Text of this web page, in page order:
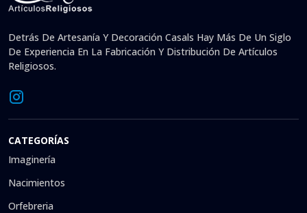
Detrás De Artesanía Y Decoración Casals Hay Más De Un Siglo
De Experiencia En La Fabricación Y Distribución De Artículos
Religiosos.
CATEGORÍAS
Imaginería
Nacimientos
Orfebreria